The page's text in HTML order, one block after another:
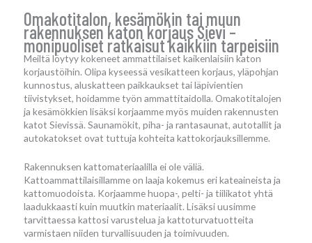
Omakotitalon, kesämökin tai muun
rakennuksen katon korjaus Sievi –
monipuoliset ratkaisut kaikkiin tarpeisiin
Meiltä löytyy kokeneet ammattilaiset kaikenlaisiin katon
korjaustöihin. Olipa kyseessä vesikatteen korjaus, yläpohjan
kunnostus, aluskatteen paikkaukset tai läpivientien
tiivistykset, hoidamme työn ammattitaidolla. Omakotitalojen
ja kesämökkien lisäksi korjaamme myös muiden rakennusten
katot Sievissä. Saunamökit, piha- ja rantasaunat, autotallit ja
autokatokset ovat tuttuja kohteita kattokorjauksillemme.
Rakennuksen kattomateriaalilla ei ole väliä.
Kattoammattilaisillamme on laaja kokemus eri kateaineista ja
kattomuodoista. Korjaamme huopa-, pelti- ja tiilikatot yhtä
laadukkaasti kuin muutkin materiaalit. Lisäksi uusimme
tarvittaessa kattosi varustelua ja kattoturvatuotteita
varmistaen niiden turvallisuuden ja toimivuuden.